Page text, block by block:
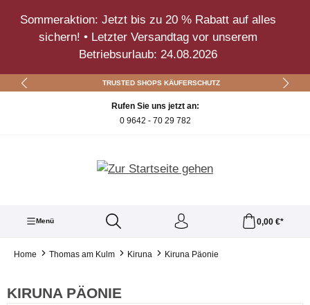
Zum Hauptinhalt springen
Sommeraktion: Jetzt bis zu 20 % Rabatt auf alles
sichern! • Letzter Versandtag vor unserem
Betriebsurlaub: 24.08.2026
TRUSTED SHOPS KÄUFERSCHUTZ
Rufen Sie uns jetzt an:
0 9642 - 70 29 782
Menü 0,00 €*
Home Thomas am Kulm Kiruna Kiruna Päonie
KIRUNA PÄONIE